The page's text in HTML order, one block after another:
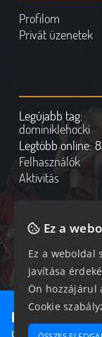
Profilom
Privát üzenetek
Legújabb tag:
dominiklehocki
Legtöbb online:
Felhasználók
Aktivitás
Online
312 vendég, 0 tag
Ne maradj le
Csatlakozz most
Ez a
Ez a weboldal
javítása
Ön hozzájárul
Cookie